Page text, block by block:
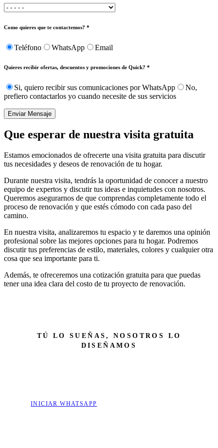
Como quieres que te contactemos? *
Teléfono WhatsApp Email
Quieres recibir ofertas, descuentos y promociones de Quick? *
Si, quiero recibir sus comunicaciones por WhatsApp
No,
prefiero contactarlos yo cuando necesite de sus servicios
Enviar Mensaje
Que esperar de nuestra visita gratuita
Estamos emocionados de ofrecerte una visita gratuita para discutir
tus necesidades y deseos de renovación de tu hogar.
Durante nuestra visita, tendrás la oportunidad de conocer a nuestro
equipo de expertos y discutir tus ideas e inquietudes con nosotros.
Queremos asegurarnos de que comprendas completamente todo el
proceso de renovación y que estés cómodo con cada paso del
camino.
En nuestra visita, analizaremos tu espacio y te daremos una opinión
profesional sobre las mejores opciones para tu hogar. Podremos
discutir tus preferencias de estilo, materiales, colores y cualquier otra
cosa que sea importante para ti.
Además, te ofreceremos una cotización gratuita para que puedas
tener una idea clara del costo de tu proyecto de renovación.
TÚ LO SUEÑAS, NOSOTROS LO
DISEÑAMOS
INICIAR WHATSAPP